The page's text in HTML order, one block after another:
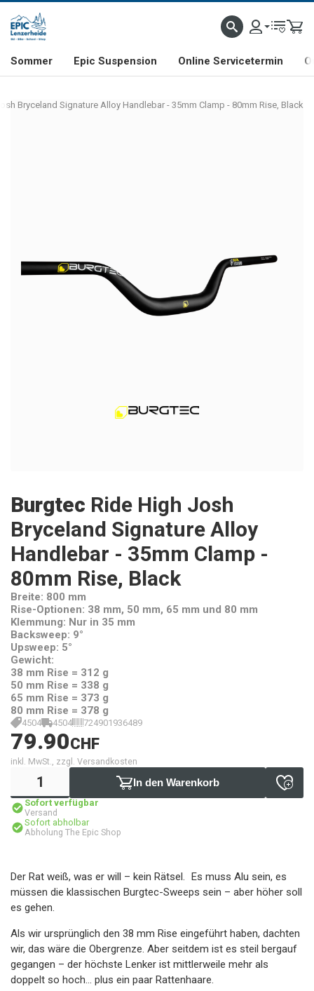
& FREERIDE-SPEZIALIST SCHWEIZER FIRMA SHOP & SHOWROOM IN
Sommer Epic Suspension Online Servicetermin
Bryceland Signature Alloy Handlebar - 35mm Clamp - 80mm Rise, Black
Burgtec Ride High Josh
Bryceland Signature Alloy
Handlebar - 35mm Clamp -
80mm Rise, Black
Breite: 800 mm
Rise-Optionen: 38 mm, 50 mm, 65 mm und 80 mm
Klemmung: Nur in 35 mm
Backsweep: 9°
Upsweep: 5°
Gewicht:
38 mm Rise = 312 g
50 mm Rise = 338 g
65 mm Rise = 373 g
80 mm Rise = 378 g
4504 4504 724901936489
79.90CHF
inkl. MwSt., zzgl. Versandkosten
In den Warenkorb
Sofort verfügbar
Versand
Sofort abholbar
Abholung The Epic Shop
Der Rat weiß, was er will – kein Rätsel. Es muss Alu sein, es
müssen die klassischen Burgtec-Sweeps sein – aber höher soll
es gehen.
Als wir ursprünglich den 38 mm Rise eingeführt haben, dachten
wir, das wäre die Obergrenze. Aber seitdem ist es steil bergauf
gegangen – der höchste Lenker ist mittlerweile mehr als
doppelt so hoch… plus ein paar Rattenhaare.